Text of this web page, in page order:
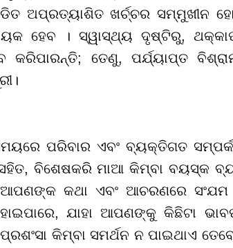
ଅପ୍ରତ୍ୟାଶିତ ଖର୍ଚ୍ଚର ସମ୍ମୁଖୀନ
ହେବ । ସ୍ୱାସ୍ଥ୍ୟ ଦୃଷ୍ଟିରୁ,
ତେଣୁ, ପର୍ଯ୍ୟାପ୍ତ
ପରିବାର ଏବଂ ବ୍ୟକ୍ତିଗତ
ବିଶେଷକରି ମାଆ କିମ୍ବା ବୟସ୍କ
କଥା ଏବଂ ଆଚରଣରେ ସଂଯମ
ଯାହା ଆପଣଙ୍କୁ କିଛିଟା
କିମ୍ବା ସମର୍ଥନ ନ ପାଇଥାଏ